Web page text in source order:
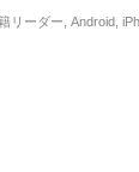
ーダー, Android,